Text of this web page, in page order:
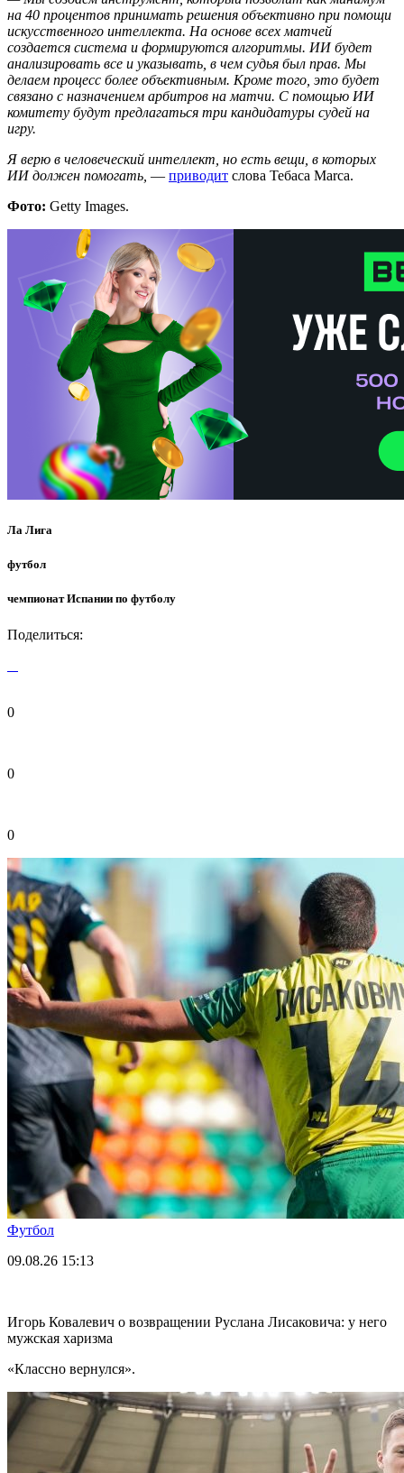
на 40 процентов принимать решения объективно при помощи
искусственного интеллекта. На основе всех матчей
создается система и формируются алгоритмы. ИИ будет
анализировать все и указывать, в чем судья был прав. Мы
делаем процесс более объективным. Кроме того, это будет
связано с назначением арбитров на матчи. С помощью ИИ
комитету будут предлагаться три кандидатуры судей на
игру.
Я верю в человеческий интеллект, но есть вещи, в которых
ИИ должен помогать, — приводит слова Тебаса Marca.
Фото: Getty Images.
Ла Лига
футбол
чемпионат Испании по футболу
Поделиться:
0
0
0
Футбол
09.08.26 15:13
Игорь Ковалевич о возвращении Руслана Лисаковича: у него
мужская харизма
«Классно вернулся».